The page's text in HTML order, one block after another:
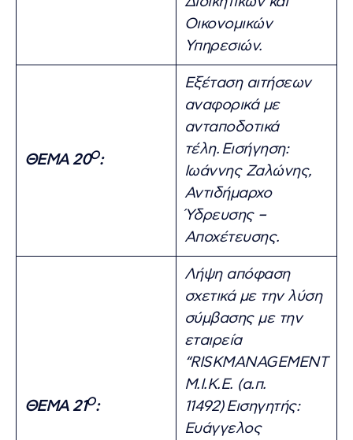
Οικονομικών
Υπηρεσιών.
ΘΕΜΑ 20Ο:
Εξέταση αιτήσεων
αναφορικά με
ανταποδοτικά
τέλη. Εισήγηση:
Ιωάννης Ζαλώνης,
Αντιδήμαρχο
Ύδρευσης –
Αποχέτευσης.
ΘΕΜΑ 21Ο:
Λήψη απόφαση
σχετικά με την λύση
σύμβασης με την
εταιρεία
“RISKMANAGEMENT
Μ.Ι.Κ.Ε. (α.π.
11492)Εισηγητής:
Ευάγγελος